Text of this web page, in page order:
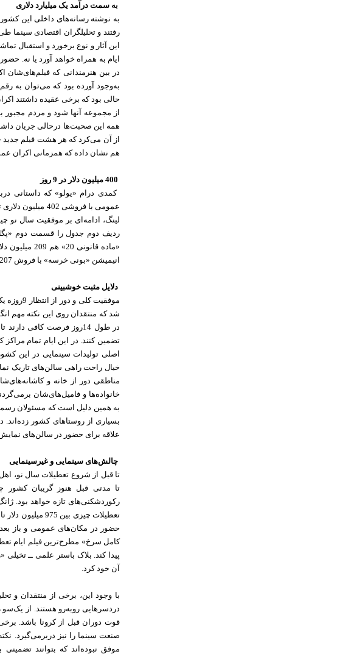
به سمت درآمد یک میلیارد دلاری
به نوشته رسانه‌های داخلی این
رفتند و تحلیلگران اقتصادی
‌این آثار و نوع برخورد و استقبال
ایام به همراه خواهد آورد یا نه.
در بین هنرمندانی که فیلم‌های‌شان
به‌وجود آورده بود که می‌توان به
حالی بود که برخی عقیده داشتند
از مجموعه آنها شود و مردم مجبور
همه این صحبت‌ها درحالی جریان
از آن می‌کرد که هر هشت فیلم جدید
هم نشان داده که همزمانی اکران
عمومی ‌با
«ماده
انیمیشن «بونی خرسه» با فروش 207میلیون دلار از آن خود کرد.
دلایل مثبت خوشبینی
شد که منتقدان روی این نکته مهم
در طول 14روز فرصت کافی
تضمین کنند. در این ایام تمام
اصلی تولیدات سینمایی در این
خیال راحت راهی سالن‌های تاریک
مناطقی دور از خانه و
خانواده‌ها و فامیل‌های‌شان
به همین دلیل است که مسئولان
بسیاری از روستاهای کشور
علاقه برای حضور در سالن‌های نمایش
چالش‌های سینمایی و غیرسینمایی
تا مدتی قبل هنوز گریبان
رکوردشکنی‌های تازه خواهد بود.
تعطیلات چیزی
حضور در مکان‌های عمومی ‌و باز بعد
آن خود کرد.
با وجود این، برخی از منتقدان و
دردسرهایی روبه‌رو هستند. از یک‌سو
قوت دوران قبل از کرونا باشد.
صنعت سینما را نیز دربرمی‌گیرد.
موفق نبوده‌اند که بتوانند